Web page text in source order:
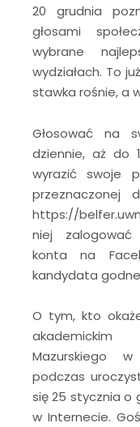
20 grudnia
głosami
wybrane
wydziałach. To
stawka rośnie, a
Głosować na
dziennie, aż do
wyrazić swoje
przeznaczonej
https://
niej
konta na
kandydata
O tym, kto
akademickim
Mazurskiego
podczas
się 25 stycznia o
w Internecie.